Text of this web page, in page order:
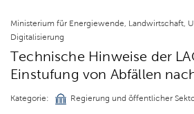
Ministerium für Energiewende, Landwirtschaft,
Digitalisierung
Technische Hinweise der
Einstufung von Abfällen
Kategorie: Regierung und öffentlicher